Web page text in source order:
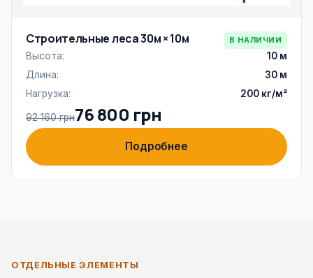
Строительные леса 30м × 10м В НАЛИЧИИ
Высота:
10 м
Длина:
30 м
Нагрузка:
200 кг/м²
92 160 грн76 800 грн
Подробнее
ОТДЕЛЬНЫЕ ЭЛЕМЕНТЫ